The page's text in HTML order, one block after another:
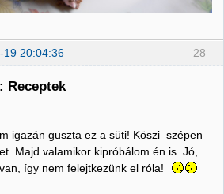
28
19 20:04:36
Receptek
igazán guszta ez a süti! Köszi szépen
Majd valamikor kipróbálom én is. Jó,
így nem felejtkezünk el róla!